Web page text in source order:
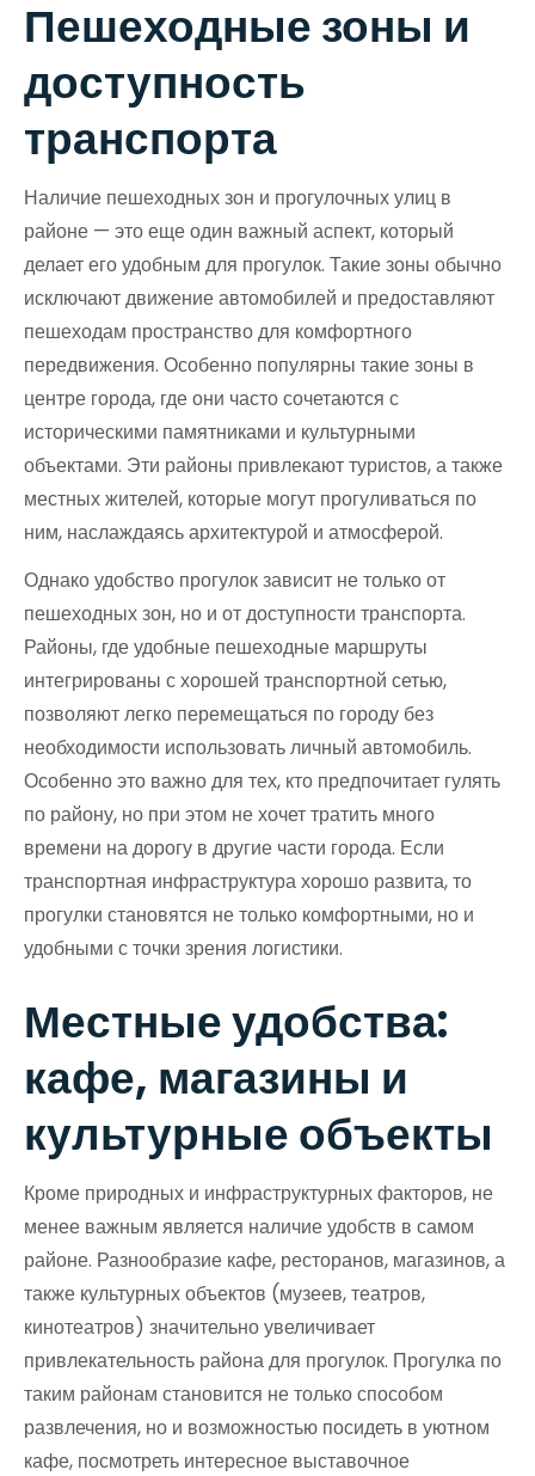
Пешеходные зоны и
доступность
транспорта
Наличие пешеходных зон и прогулочных улиц в
районе — это еще один важный аспект, который
делает его удобным для прогулок. Такие зоны обычно
исключают движение автомобилей и предоставляют
пешеходам пространство для комфортного
передвижения. Особенно популярны такие зоны в
центре города, где они часто сочетаются с
историческими памятниками и культурными
объектами. Эти районы привлекают туристов, а также
местных жителей, которые могут прогуливаться по
ним, наслаждаясь архитектурой и атмосферой.
Однако удобство прогулок зависит не только от
пешеходных зон, но и от доступности транспорта.
Районы, где удобные пешеходные маршруты
интегрированы с хорошей транспортной сетью,
позволяют легко перемещаться по городу без
необходимости использовать личный автомобиль.
Особенно это важно для тех, кто предпочитает гулять
по району, но при этом не хочет тратить много
времени на дорогу в другие части города. Если
транспортная инфраструктура хорошо развита, то
прогулки становятся не только комфортными, но и
удобными с точки зрения логистики.
Местные удобства:
кафе, магазины и
культурные объекты
Кроме природных и инфраструктурных факторов, не
менее важным является наличие удобств в самом
районе. Разнообразие кафе, ресторанов, магазинов, а
также культурных объектов (музеев, театров,
кинотеатров) значительно увеличивает
привлекательность района для прогулок. Прогулка по
таким районам становится не только способом
развлечения, но и возможностью посидеть в уютном
кафе, посмотреть интересное выставочное